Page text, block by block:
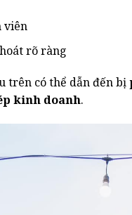
viên
rõ ràng
trên có thể dẫn đến bị
kinh doanh.